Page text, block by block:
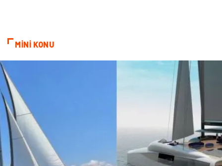
Kültür
Kiralama Servisleri
Basın Yayın
Dernekler ve Birlikler Periyodik Kontrol
Moda İthalat İhracat
MİNİ KONU